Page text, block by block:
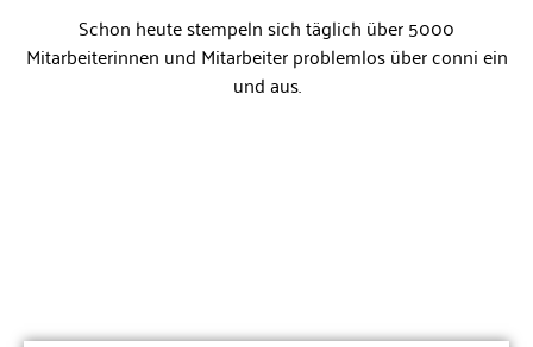
Schon heute stempeln sich täglich über 5000
Mitarbeiterinnen und Mitarbeiter problemlos über conni ein
und aus.